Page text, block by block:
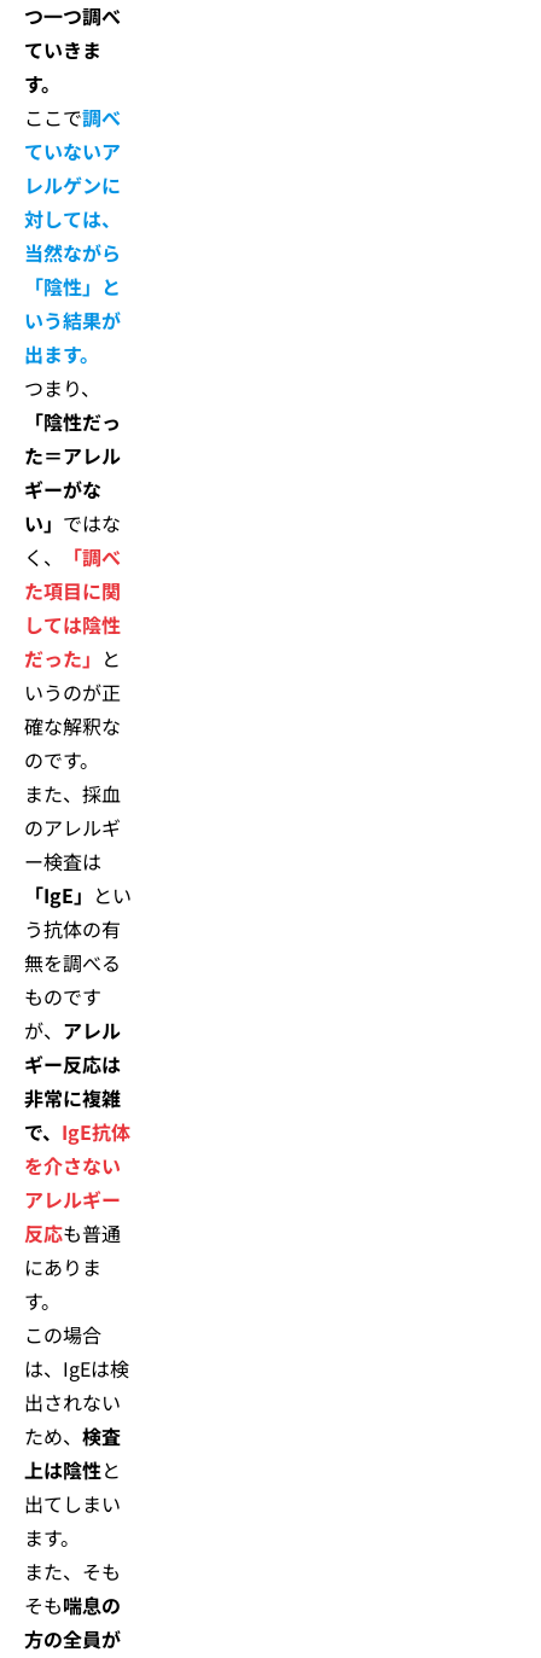
つ一つ調べ
ていきま
す。
ここで調べ
ていないア
レルゲンに
対しては、
当然ながら
「陰性」と
いう結果が
出ます。
つまり、
「陰性だっ
た＝アレル
ギーがな
い」 ではな
く、
「調べ
た項目に関
しては陰性
だった」 と
いうのが正
確な解釈な
のです。
また、採血
のアレルギ
ー検査は
「IgE」 とい
う抗体の有
無を調べる
ものです
が、 アレル
ギー反応は
非常に複雑
で、 IgE抗体
を介さない
アレルギー
反応も普通
にありま
す。
この場合
は、IgEは検
出されない
ため、 検査
上は陰性と
出てしまい
ます。
また、そも
そも喘息の
方の全員が